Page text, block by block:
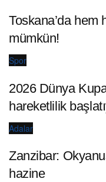
Toskana’da hem
mümkün!
Spor
2026 Dünya
hareketlilik
Adalar
Zanzibar:
hazine